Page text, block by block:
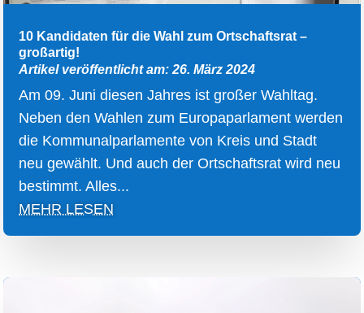
10 Kandidaten für die Wahl zum Ortschaftsrat –
großartig!
Artikel veröffentlicht am: 26. März 2024
Am 09. Juni diesen Jahres ist großer Wahltag.
Neben den Wahlen zum Europaparlament werden
die Kommunalparlamente von Kreis und Stadt
neu gewählt. Und auch der Ortschaftsrat wird neu
bestimmt. Alles...
MEHR LESEN